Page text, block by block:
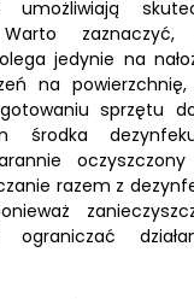
Warto
jedynie na
na
sprzętu
środka
razem z
ograniczać